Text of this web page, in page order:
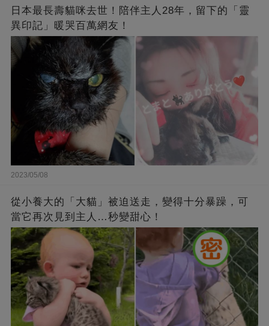
日本最長壽貓咪去世！陪伴主人28年，留下的「靈
異印記」暖哭百萬網友！
2023/05/08
從小養大的「大貓」被迫送走，變得十分暴躁，可
當它再次見到主人…秒變甜心！